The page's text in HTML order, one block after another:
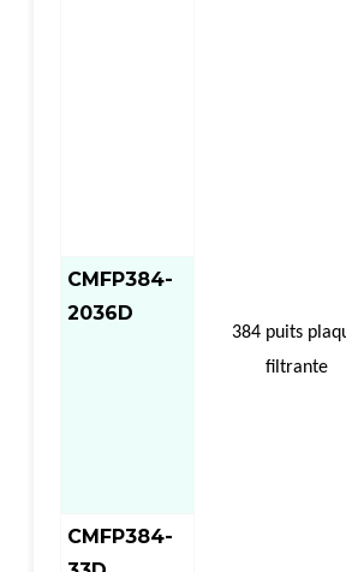
384 puits
filtrante
CMFP384-
2036D
CMFP384-